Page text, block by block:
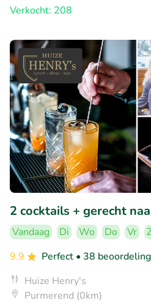
Verkocht: 208
2 cocktails + gerecht
Vandaag Di Wo Do Vr
9.9
Perfect • 38
Huize Henry's
Purmerend (0km)